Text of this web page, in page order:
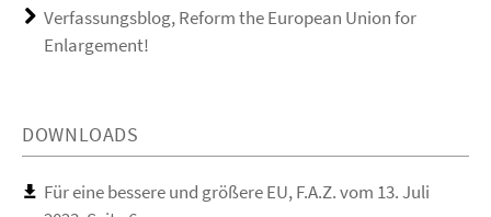
Verfassungsblog, Reform the European Union for
Enlargement!
DOWNLOADS
Für eine bessere und größere EU, F.A.Z. vom 13. Juli